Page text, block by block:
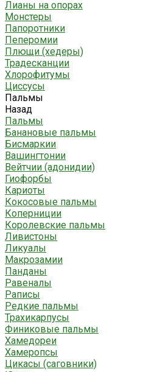
Лианы на опорах
Монстеры
Папоротники
Пеперомии
Плющи (хедеры)
Традесканции
Хлорофитумы
Циссусы
Пальмы
Назад
Пальмы
Банановые пальмы
Бисмаркии
Вашингтонии
Вейтчии (адонидии)
Гиофорбы
Кариоты
Кокосовые пальмы
Коперниции
Королевские пальмы
Ливистоны
Ликуалы
Макрозамии
Панданы
Равеналы
Раписы
Редкие пальмы
Трахикарпусы
Финиковые пальмы
Хамедореи
Хамеропсы
Цикасы (саговники)